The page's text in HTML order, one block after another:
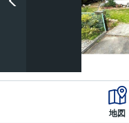
地図